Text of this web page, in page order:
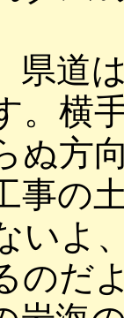
県道
。横
ぬ方
事の
いよ
のだ